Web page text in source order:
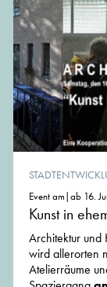
Event am|ab 16.
Kunst in
Architektur
wird allerorten
Atelierräume